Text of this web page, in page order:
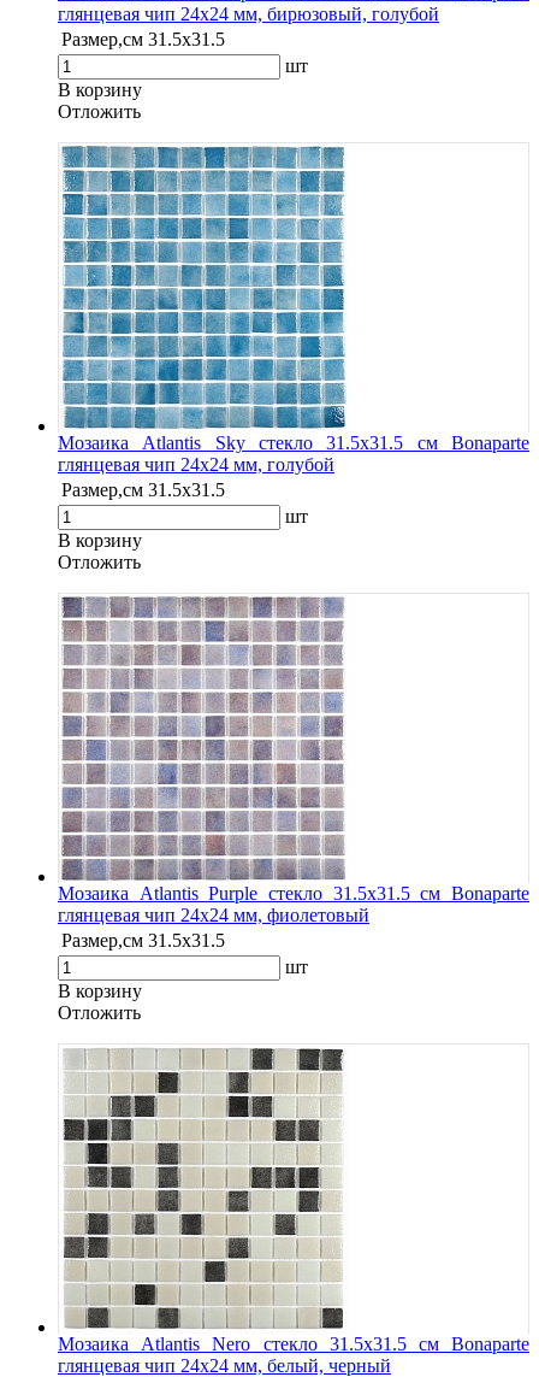
глянцевая чип 24х24 мм, бирюзовый, голубой
Размер,см 31.5х31.5
шт
В корзину
Oтложить
Мозаика Atlantis Sky стекло 31.5х31.5 см Bonaparte
глянцевая чип 24х24 мм, голубой
Размер,см 31.5х31.5
шт
В корзину
Oтложить
Мозаика Atlantis Purple стекло 31.5х31.5 см Bonaparte
глянцевая чип 24х24 мм, фиолетовый
Размер,см 31.5х31.5
шт
В корзину
Oтложить
Мозаика Atlantis Nero стекло 31.5х31.5 см Bonaparte
глянцевая чип 24х24 мм, белый, черный